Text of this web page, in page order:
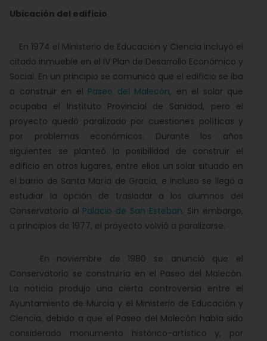
Ubicación del edificio
En 1974 el Ministerio de Educación y Ciencia incluyó el
citado inmueble en el IV Plan de Desarrollo Económico y
Social. En un principio se comunicó que el edificio se iba
a construir en el Paseo del Malecón, en el solar que
ocupaba el Instituto Provincial de Sanidad, pero el
proyecto quedó paralizado por cuestiones políticas y
por problemas económicos. Durante los años
siguientes se planteó la posibilidad de construir el
edificio en otros lugares, entre ellos un solar situado en
el barrio de Santa María de Gracia, e incluso se llegó a
estudiar la opción de trasladar a los alumnos del
Conservatorio al Palacio de San Esteban. Sin embargo,
a principios de 1977, el proyecto volvió a paralizarse.
En noviembre de 1980 se anunció que el
Conservatorio se construiría en el Paseo del Malecón.
La noticia produjo una cierta controversia entre el
Ayuntamiento de Murcia y el Ministerio de Educación y
Ciencia, debido a que el Paseo del Malecón había sido
considerado monumento histórico-artístico y, por